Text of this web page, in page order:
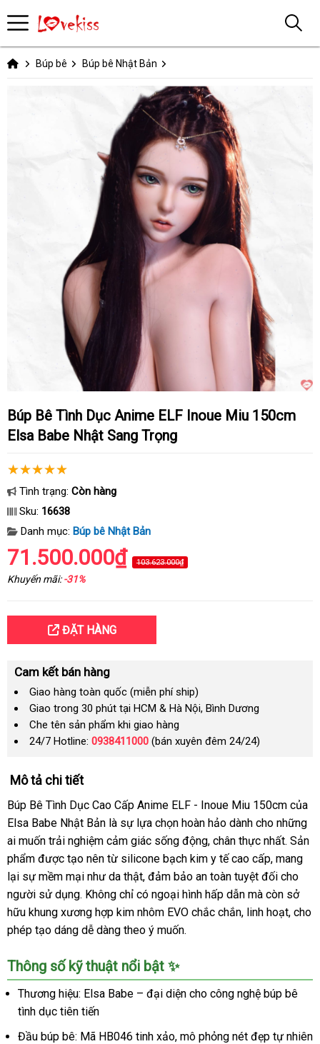
Búp bê Búp bê Nhật Bản
Búp Bê Tình Dục Anime ELF Inoue Miu 150cm
Elsa Babe Nhật Sang Trọng
Tình trạng: Còn hàng
Sku: 16638
Danh mục: Búp bê Nhật Bản
71.500.000₫ 103.623.000₫
Khuyến mãi:-31%
ĐẶT HÀNG
Cam kết bán hàng
Giao hàng toàn quốc (miễn phí ship)
Giao trong 30 phút tại HCM & Hà Nội, Bình Dương
Che tên sản phẩm khi giao hàng
24/7 Hotline: 0938411000 (bán xuyên đêm 24/24)
Mô tả chi tiết
Búp Bê Tình Dục Cao Cấp Anime ELF - Inoue Miu 150cm của
Elsa Babe Nhật Bản là sự lựa chọn hoàn hảo dành cho những
ai muốn trải nghiệm cảm giác sống động, chân thực nhất. Sản
phẩm được tạo nên từ silicone bạch kim y tế cao cấp, mang
lại sự mềm mại như da thật, đảm bảo an toàn tuyệt đối cho
người sử dụng. Không chỉ có ngoại hình hấp dẫn mà còn sở
hữu khung xương hợp kim nhôm EVO chắc chắn, linh hoạt, cho
phép tạo dáng dễ dàng theo ý muốn.
Thông số kỹ thuật nổi bật ✨
Thương hiệu: Elsa Babe – đại diện cho công nghệ búp bê
tình dục tiên tiến
Đầu búp bê: Mã HB046 tinh xảo, mô phỏng nét đẹp tự nhiên